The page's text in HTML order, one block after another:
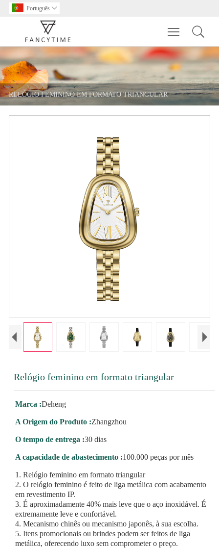
Português 
Toggle
RELÓGIO FEMININO EM FORMATO TRIANGULAR
Relógio feminino em formato triangular
Marca :Deheng
A Origem do Produto :Zhangzhou
O tempo de entrega :30 dias
A capacidade de abastecimento :100.000 peças por mês
1. Relógio feminino em formato triangular
2. O relógio feminino é feito de liga metálica com acabamento
em revestimento IP.
3. É aproximadamente 40% mais leve que o aço inoxidável. É
extremamente leve e confortável.
4. Mecanismo chinês ou mecanismo japonês, à sua escolha.
5. Itens promocionais ou brindes podem ser feitos de liga
metálica, oferecendo luxo sem comprometer o preço.